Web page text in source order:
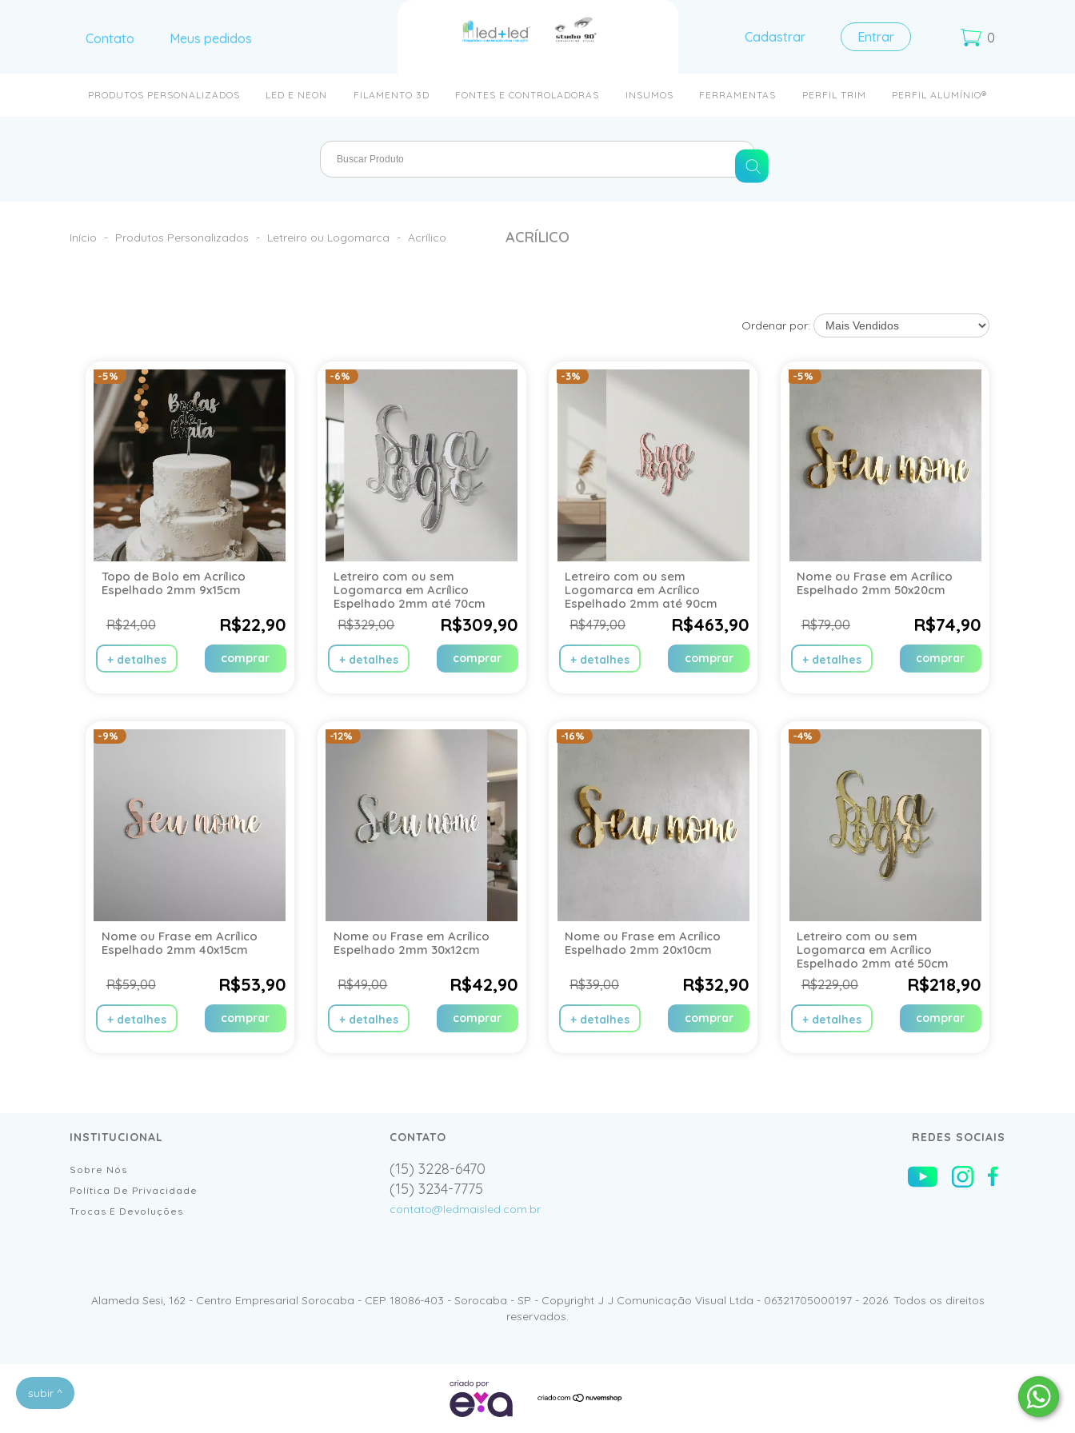
Contato Meus pedidos Cadastrar Entrar 0
PRODUTOS PERSONALIZADOS LED E NEON FILAMENTO 3D FONTES E CONTROLADORAS INSUMOS FERRAMENTAS PERFIL TRIM PERFIL ALUMÍNIO®
Início - Produtos Personalizados - Letreiro ou Logomarca - Acrílico ACRÍLICO
Ordenar por:
-5%
Topo de Bolo em Acrílico
Espelhado 2mm 9x15cm
R$24,00 R$22,90
+ detalhes comprar
-6%
Letreiro com ou sem
Logomarca em Acrílico
Espelhado 2mm até 70cm
R$329,00 R$309,90
+ detalhes comprar
-3%
Letreiro com ou sem
Logomarca em Acrílico
Espelhado 2mm até 90cm
R$479,00 R$463,90
+ detalhes comprar
-5%
Nome ou Frase em Acrílico
Espelhado 2mm 50x20cm
R$79,00 R$74,90
+ detalhes comprar
-9%
Nome ou Frase em Acrílico
Espelhado 2mm 40x15cm
R$59,00 R$53,90
+ detalhes comprar
-12%
Nome ou Frase em Acrílico
Espelhado 2mm 30x12cm
R$49,00 R$42,90
+ detalhes comprar
-16%
Nome ou Frase em Acrílico
Espelhado 2mm 20x10cm
R$39,00 R$32,90
+ detalhes comprar
-4%
Letreiro com ou sem
Logomarca em Acrílico
Espelhado 2mm até 50cm
R$229,00 R$218,90
+ detalhes comprar
INSTITUCIONAL
Sobre Nós
Política De Privacidade
Trocas E Devoluções
CONTATO
(15) 3228-6470
(15) 3234-7775
contato@ledmaisled.com.br
REDES SOCIAIS
Alameda Sesi, 162 - Centro Empresarial Sorocaba - CEP 18086-403 - Sorocaba - SP - Copyright J J Comunicação Visual Ltda - 06321705000197 - 2026. Todos os direitos
reservados.
subir ^